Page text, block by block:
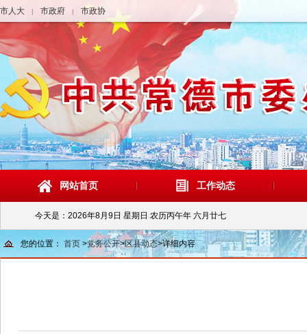
市人大 | 市政府 | 市政协
网站首页 工作动态
今天是： 2026年8月9日 星期日 农历丙午年 六月廿七
您的位置： 首页 >党务公开>区县动态>详细内容